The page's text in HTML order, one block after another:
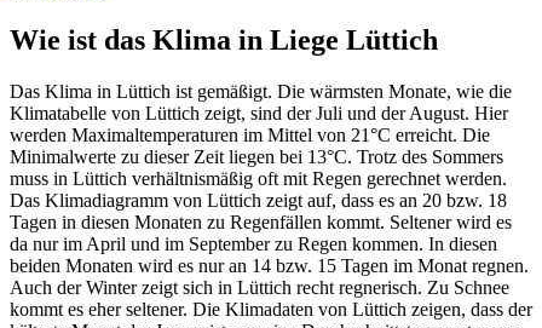
Wie ist das Klima in Liege Lüttich
Das Klima in Lüttich ist gemäßigt. Die wärmsten Monate, wie die
Klimatabelle von Lüttich zeigt, sind der Juli und der August. Hier
werden Maximaltemperaturen im Mittel von 21°C erreicht. Die
Minimalwerte zu dieser Zeit liegen bei 13°C. Trotz des Sommers
muss in Lüttich verhältnismäßig oft mit Regen gerechnet werden.
Das Klimadiagramm von Lüttich zeigt auf, dass es an 20 bzw. 18
Tagen in diesen Monaten zu Regenfällen kommt. Seltener wird es
da nur im April und im September zu Regen kommen. In diesen
beiden Monaten wird es nur an 14 bzw. 15 Tagen im Monat regnen.
Auch der Winter zeigt sich in Lüttich recht regnerisch. Zu Schnee
kommt es eher seltener. Die Klimadaten von Lüttich zeigen, dass der